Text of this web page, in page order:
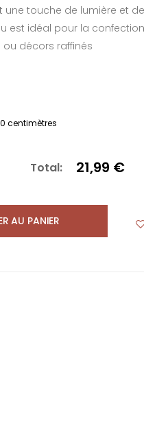
une touche de lumière et
est idéal pour la
décors raffinés
centimètres
Total: 21,99 €
AU PANIER